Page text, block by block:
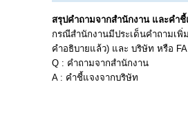
สรุปคำถามจากสำนักงาน และคำ
กรณีสำนักงานมีประเด็นคำถามเพิ่
คำอธิบายแล้ว) และ บริษัท หรือ
Q : คำถามจากสำนักงาน
A : คำชี้แจงจากบริษัท